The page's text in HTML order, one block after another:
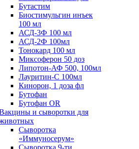
Бутастим
Биостимульгин инъек
100 мл
АСД-3Ф 100 мл
АСД-2Ф 100мл
Тонокард 100 мл
Миксоферон 50 доз
Липотон-АФ 500, 100мл
Лауритин-С 100мл
Кинорон, 1 доза фл
Бутофан
Бутофан OR
и сыворотки для
Сыворотка
«Иммуносерум»
Сыворотка 9-ти